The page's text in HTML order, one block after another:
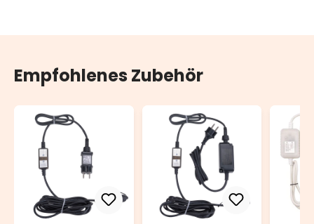
Empfohlenes Zubehör